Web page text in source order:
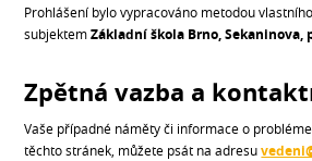
Prohlášení bylo vypracováno metodou
subjektemZákladní škola Brno, Sekaninova,
Zpětná vazba a
Vaše případné náměty či informace o
těchto stránek, můžete psát na adresu